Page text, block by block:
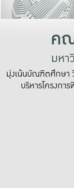
ค
มหา
มุ่งเน้นบัณฑิตศึกษา
บริหารโครงกา